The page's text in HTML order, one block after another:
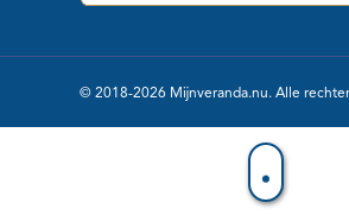
© 2018-2026 Mijnveranda.nu. Alle